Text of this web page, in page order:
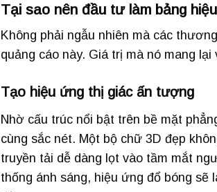
Tại sao nên đầu tư làm bảng
Không phải ngẫu nhiên mà các
quảng cáo này. Giá trị mà nó mang
Tạo hiệu ứng thị giác ấn tượng
Nhờ cấu trúc nổi bật trên bề mặt
cùng sắc nét. Một bộ chữ 3D đẹp
truyền tải dễ dàng lọt vào tầm mắt
thống ánh sáng, hiệu ứng đổ bóng sẽ